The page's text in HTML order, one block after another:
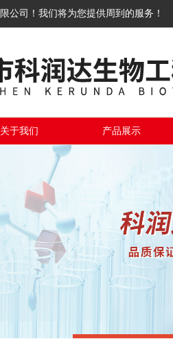
公司！我们将为您提供周到的服务！
关于我们 产品展示